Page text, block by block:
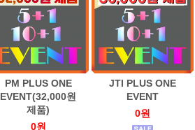
PM PLUS ONE
EVENT(32,000원
제품)
0원
JTI PLUS ONE
EVENT
0원